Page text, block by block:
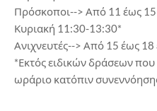
Πρόσκοποι--> Από 11 έως 15
Κυριακή 11:30-13:30*
Ανιχνευτές--> Από 15 έως
*Εκτός ειδικών δράσεων
ωράριο κατόπιν